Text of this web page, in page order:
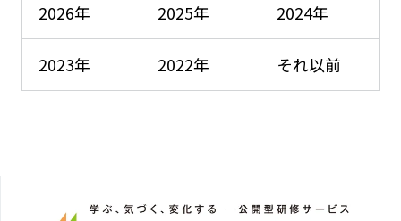
2026年 2025年 2024年
2023年 2022年 それ以前